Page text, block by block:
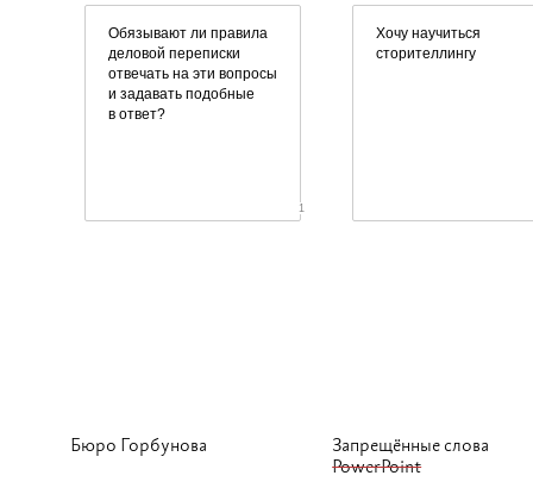
Обязывают ли правила
деловой переписки
отвечать на эти вопросы
и задавать подобные
в ответ?
1
Хочу научиться
сторителлингу
Бюро Горбунова
Запрещённые слова
PowerPoint